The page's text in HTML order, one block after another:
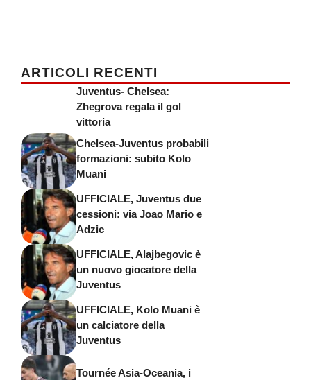
ARTICOLI RECENTI
Juventus- Chelsea:
Zhegrova regala il gol
vittoria
Chelsea-Juventus probabili
formazioni: subito Kolo
Muani
UFFICIALE, Juventus due
cessioni: via Joao Mario e
Adzic
UFFICIALE, Alajbegovic è
un nuovo giocatore della
Juventus
UFFICIALE, Kolo Muani è
un calciatore della
Juventus
Tournée Asia-Oceania, i